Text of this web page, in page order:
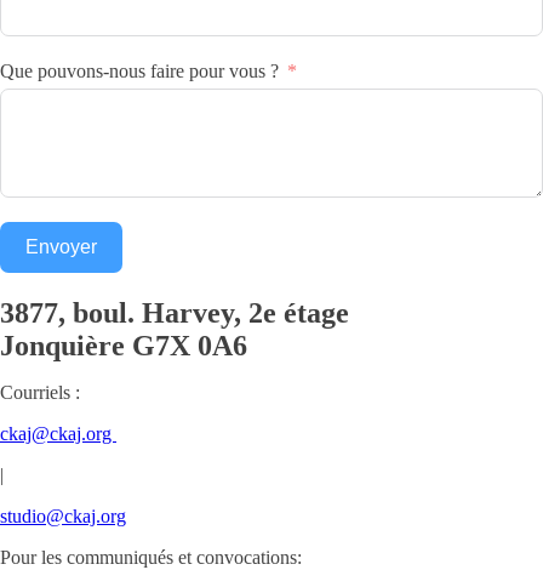
Que pouvons-nous faire pour vous ?
Envoyer
3877, boul. Harvey, 2e étage
Jonquière G7X 0A6
Courriels :
ckaj@ckaj.org
|
studio@ckaj.org
Pour les communiqués et convocations: